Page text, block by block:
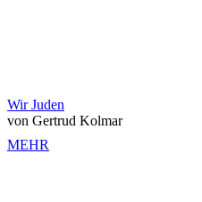
Wir Juden
von Gertrud Kolmar
MEHR